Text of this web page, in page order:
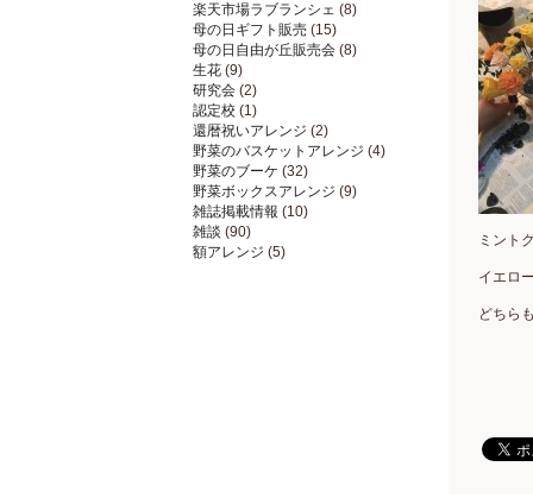
楽天市場ラブランシェ (8)
母の日ギフト販売 (15)
母の日自由が丘販売会 (8)
生花 (9)
研究会 (2)
認定校 (1)
還暦祝いアレンジ (2)
野菜のバスケットアレンジ (4)
野菜のブーケ (32)
野菜ボックスアレンジ (9)
雑誌掲載情報 (10)
雑談 (90)
額アレンジ (5)
ミント
イエロ
どちら